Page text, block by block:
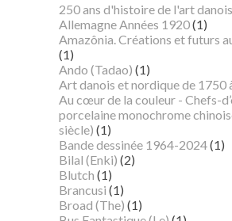
250 ans d'histoire de l'art danois
Allemagne Années 1920(1)
Amazônia. Créations et futurs
(1)
Ando (Tadao) (1)
Art danois et nordique de 1750
Au cœur de la couleur - Chefs-
porcelaine monochrome
siècle) (1)
Bande dessinée 1964-2024(1)
Bilal (Enki) (2)
Blutch (1)
Brancusi (1)
Broad (The) (1)